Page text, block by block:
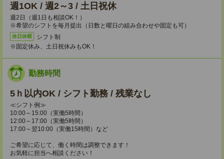
週1OK / 週2～3 / 土日祝休
週2日（週1日も相談OK！）
※希望のシフトを毎月提出（日数と曜日の組み合わせや固定も可）
休日休暇
シフト制
※固定休み、土日祝休みもOK！
勤務時間
5ｈ以内OK / シフト勤務 / 残業なし
≪シフト例≫
10:00～15:00（実働5時間）
12:00～17:00（実働5時間）
17:00～翌10:00（実働15時間）など
ご希望に応じて、働く時間は調整できます！
お気軽に担当へ相談ください！